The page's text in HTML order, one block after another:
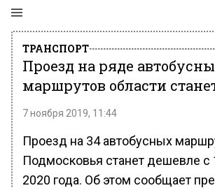
ТРАНСПОРТ
Проезд на ряде
маршрутов области
7 ноября 2019, 11:44
Проезд на 34 автобусных
Подмосковья станет дешевле с
2020 года. Об этом сообщает